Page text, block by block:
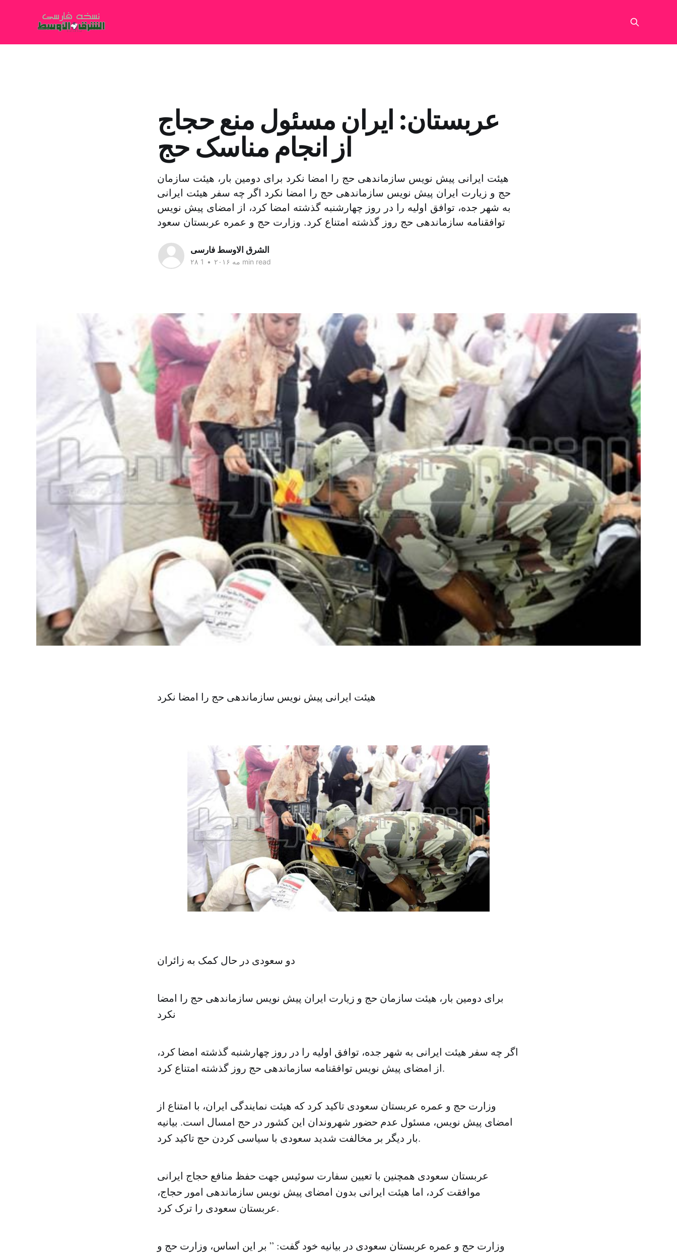
عربستان: ایران مسئول منع حجاج
از انجام مناسک حج
هیئت ایرانی پیش نویس سازماندهی حج را امضا نکرد برای دومین بار، هیئت سازمان
حج و زیارت ایران پیش نویس سازماندهی حج را امضا نکرد اگر چه سفر هیئت ایرانی
به شهر جده، توافق اولیه را در روز چهارشنبه گذشته امضا کرد، از امضای پیش نویس
توافقنامه سازماندهی حج روز گذشته امتناع کرد. وزارت حج و عمره عربستان سعود
الشرق الاوسط فارسی
۲۸ مه ۲۰۱۶ • 1 min read
هیئت ایرانی پیش نویس سازماندهی حج را امضا نکرد
دو سعودی در حال کمک به زائران
برای دومین بار، هیئت سازمان حج و زیارت ایران پیش نویس سازماندهی حج را امضا
نکرد
اگر چه سفر هیئت ایرانی به شهر جده، توافق اولیه را در روز چهارشنبه گذشته امضا کرد،
از امضای پیش نویس توافقنامه سازماندهی حج روز گذشته امتناع کرد.
وزارت حج و عمره عربستان سعودی تاکید کرد که هیئت نمایندگی ایران، با امتناع از
امضای پیش نویس، مسئول عدم حضور شهروندان این کشور در حج امسال است. بیانیه
بار دیگر بر مخالفت شدید سعودی با سیاسی کردن حج تاکید کرد.
عربستان سعودی همچنین با تعیین سفارت سوئیس جهت حفظ منافع حجاج ایرانی
موافقت کرد، اما هیئت ایرانی بدون امضای پیش نویس سازماندهی امور حجاج،
عربستان سعودی را ترک کرد.
وزارت حج و عمره عربستان سعودی در بیانیه خود گفت: ” بر این اساس، وزارت حج و